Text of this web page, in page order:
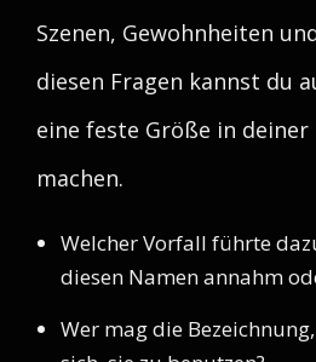
Szenen, Gewohnheiten
diesen Fragen kannst du
eine feste Größe in deiner
machen.
Welcher Vorfall führte
diesen Namen annahm
Wer mag die